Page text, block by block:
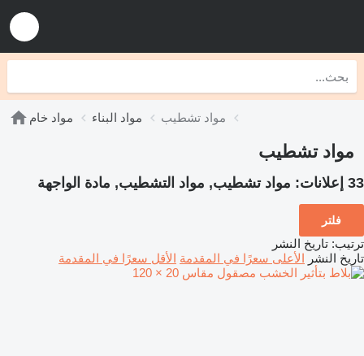
مواد خام مواد البناء مواد تشطيب
مواد تشطيب
33 إعلانات: مواد تشطيب, مواد التشطيب, مادة الواجهة
فلتر
ترتيب: تاريخ النشر
تاريخ النشر الأعلى سعرًا في المقدمة الأقل سعرًا في المقدمة